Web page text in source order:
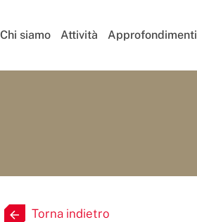
Chi siamo Attività Approfondimenti
Torna indietro